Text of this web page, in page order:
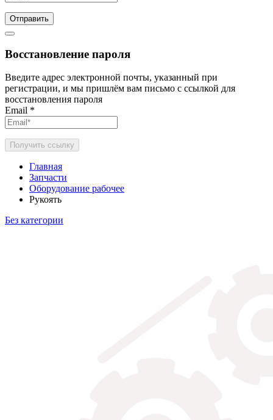
Отправить
Восстановление пароля
Введите адрес электронной почты, указанный при
регистрации, и мы пришлём вам письмо с ссылкой для
восстановления пароля
Email *
Получить ссылку
Главная
Запчасти
Оборудование рабочее
Рукоять
Без категории